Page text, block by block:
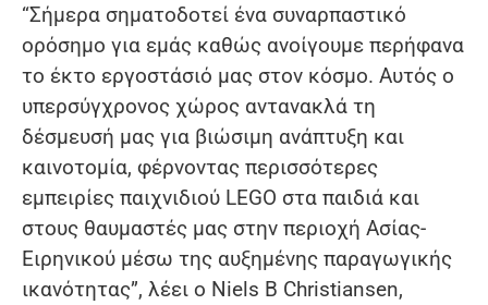
“Σήμερα σηματοδοτεί ένα συναρπαστικό
ορόσημο για εμάς καθώς ανοίγουμε περήφανα
το έκτο εργοστάσιό μας στον κόσμο. Αυτός ο
υπερσύγχρονος χώρος αντανακλά τη
δέσμευσή μας για βιώσιμη ανάπτυξη και
καινοτομία, φέρνοντας περισσότερες
εμπειρίες παιχνιδιού LEGO στα παιδιά και
στους θαυμαστές μας στην περιοχή Ασίας-
Ειρηνικού μέσω της αυξημένης παραγωγικής
ικανότητας”, λέει ο Niels B Christiansen,